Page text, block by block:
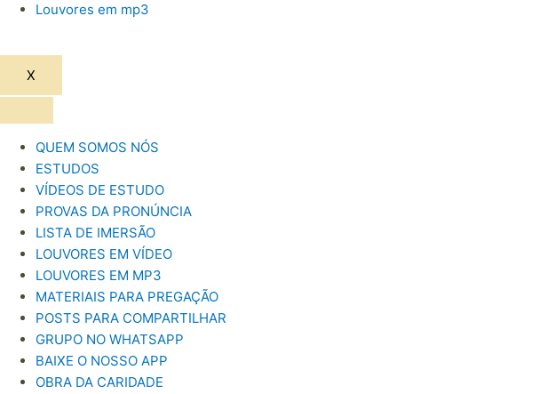
Louvores em mp3
X
QUEM SOMOS NÓS
ESTUDOS
VÍDEOS DE ESTUDO
PROVAS DA PRONÚNCIA
LISTA DE IMERSÃO
LOUVORES EM VÍDEO
LOUVORES EM MP3
MATERIAIS PARA PREGAÇÃO
POSTS PARA COMPARTILHAR
GRUPO NO WHATSAPP
BAIXE O NOSSO APP
OBRA DA CARIDADE